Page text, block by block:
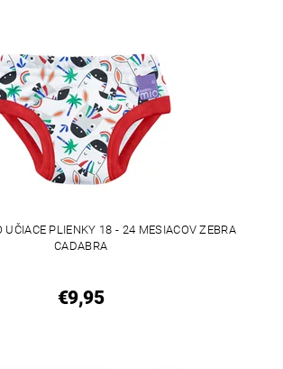
UČIACE PLIENKY 18 - 24 MESIACOV ZEBRA
CADABRA
€9,95